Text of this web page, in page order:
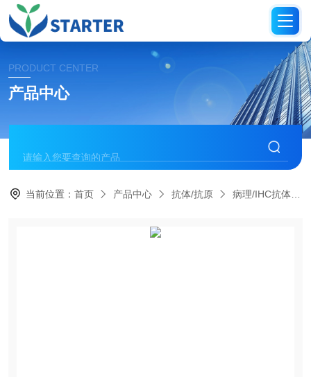
PRODUCT CENTER
产品中心
当前位置：首页 产品中心 抗体/抗原 病理/IHC抗体